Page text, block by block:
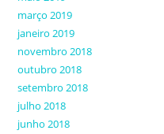
março 2019
janeiro 2019
novembro 2018
outubro 2018
setembro 2018
julho 2018
junho 2018